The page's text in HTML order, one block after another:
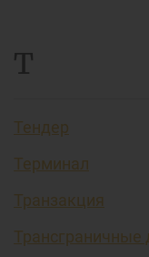
Т
Тендер
Терминал
Транзакция